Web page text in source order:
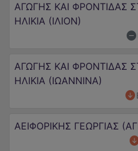
ΑΓΩΓΗΣ ΚΑΙ ΦΡΟΝΤΙΔΑΣ
ΗΛΙΚΙΑ (ΙΛΙΟΝ)
ΑΓΩΓΗΣ ΚΑΙ ΦΡΟΝΤΙΔΑΣ
ΗΛΙΚΙΑ (ΙΩΑΝΝΙΝΑ)
ΑΕΙΦΟΡΙΚΗΣ ΓΕΩΡΓΙΑΣ